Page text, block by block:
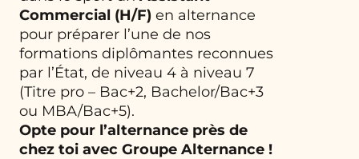
Commercial (H/F) en alternance
pour préparer l’une de nos
formations diplômantes reconnues
par l’État, de niveau 4 à niveau 7
(Titre pro – Bac+2, Bachelor/Bac+3
ou MBA/Bac+5).
Opte pour l’alternance près de
chez toi avec Groupe Alternance !